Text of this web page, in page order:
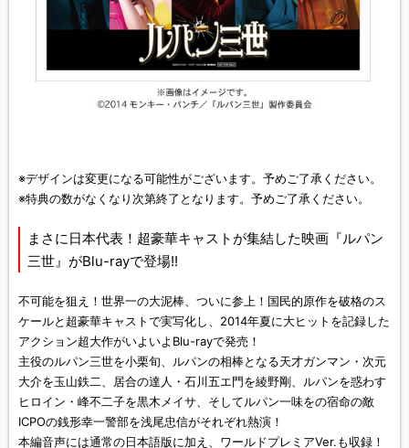
※デザインは変更になる可能性がございます。予めご了承ください。
※特典の数がなくなり次第終了となります。予めご了承ください。
まさに日本代表！超豪華キャストが集結した映画『ルパン
三世』がBlu-rayで登場!!
不可能を狙え！世界一の大泥棒、ついに参上！国民的原作を破格のス
ケールと超豪華キャストで実写化し、2014年夏に大ヒットを記録した
アクション超大作がいよいよBlu-rayで発売！
主役のルパン三世を小栗旬、ルパンの相棒となる天才ガンマン・次元
大介を玉山鉄二、居合の達人・石川五エ門を綾野剛、ルパンを惑わす
ヒロイン・峰不二子を黒木メイサ、そしてルパン一味をの宿命の敵
ICPOの銭形幸一警部を浅尾忠信がそれぞれ熱演！
本編音声には通常の日本語版に加え、ワールドプレミアVer.も収録！